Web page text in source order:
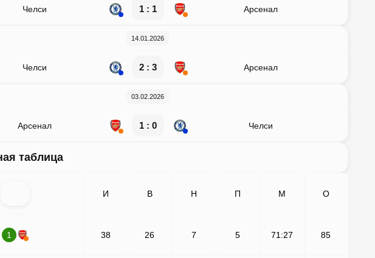
Челси 1 : 1 Арсенал
14.01.2026
Челси 2 : 3 Арсенал
03.02.2026
Арсенал 1 : 0 Челси
таблица
И В Н П М О
1 38 26 7 5 71:27 85